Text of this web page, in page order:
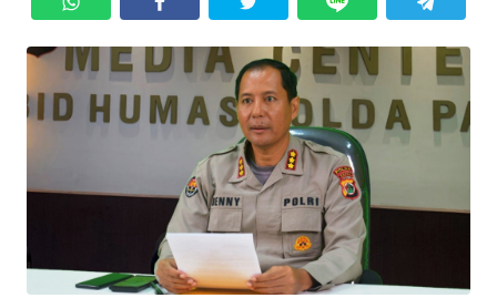
SERBI
HUKRIM
PERISTIWA
Informasi